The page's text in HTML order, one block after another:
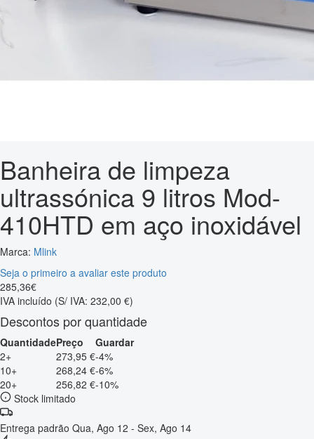
Banheira de limpeza
ultrassónica 9 litros Mod-
410HTD em aço inoxidável
Marca: Mlink
Seja o primeiro a avaliar este produto
285,36€
IVA incluído (S/ IVA: 232,00 €)
Descontos por quantidade
QuantidadePreço
Guardar
2+
273,95 €-4%
10+
268,24 €-6%
20+
256,82 €-10%
Stock limitado
Entrega padrão Qua, Ago 12 - Sex, Ago 14